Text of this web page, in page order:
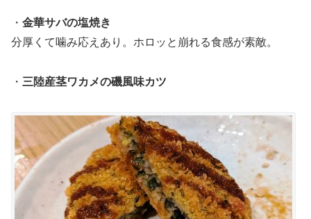
・ 金華サバの塩焼き
分厚くて噛み応えあり。ホロッと崩れる食感が素敵。
・ 三陸産茎ワカメの磯風味カツ